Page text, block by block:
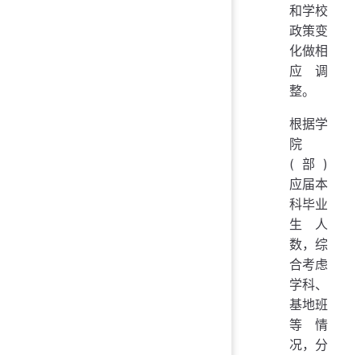
和学校
政策变
化做相
应调
整。
根据学
院
(部)
应届本
科毕业
生人
数，综
合考虑
学科、
基地班
等情
况，分